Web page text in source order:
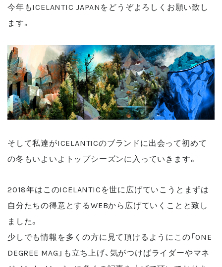
今年もICELANTIC JAPANをどうぞよろしくお願い致し
ます。
そして私達がICELANTICのブランドに出会って初めて
の冬もいよいよトップシーズンに入っていきます。
2018年はこのICELANTICを世に広げていこうとまずは
自分たちの得意とするWEBから広げていくことと致し
ました。
少しでも情報を多くの方に見て頂けるようにこの「ONE
DEGREE MAG」も立ち上げ、気がつけばライダーやマネ